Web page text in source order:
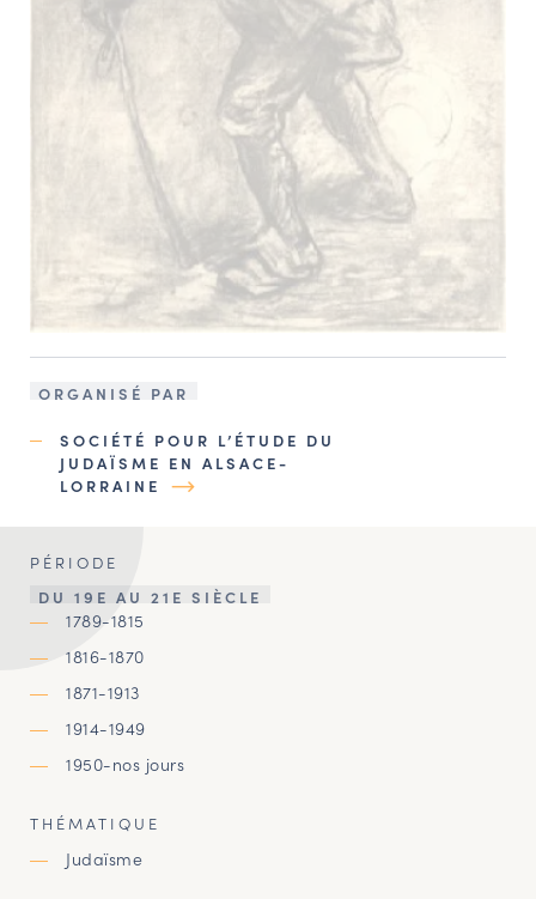
ORGANISÉ PAR
SOCIÉTÉ POUR L’ÉTUDE DU
JUDAÏSME EN ALSACE-
LORRAINE
PÉRIODE
DU 19E AU 21E SIÈCLE
1789-1815
1816-1870
1871-1913
1914-1949
1950-nos jours
THÉMATIQUE
Judaïsme